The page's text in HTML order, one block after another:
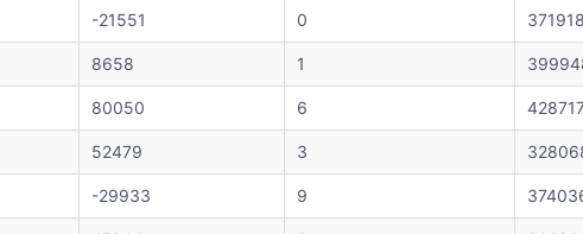
-21551 0 371918
8658 1
80050 6
52479 3
-29933 9